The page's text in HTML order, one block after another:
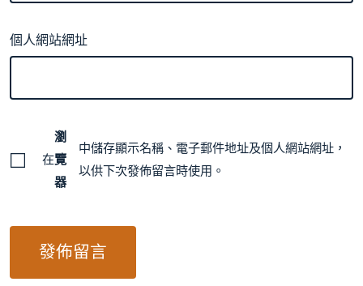
個人網站網址
在
瀏
覽
器
中儲存顯示名稱、電子郵件地址及個人網站網址，
以供下次發佈留言時使用。